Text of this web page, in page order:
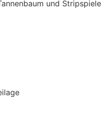
und Stripspiele